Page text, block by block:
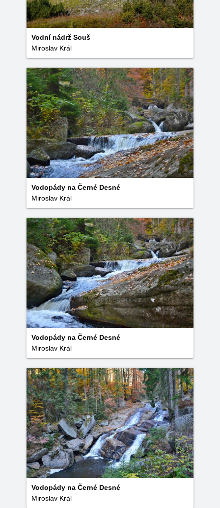
Vodní nádrž Souš
Miroslav Král
Vodopády na Černé Desné
Miroslav Král
Vodopády na Černé Desné
Miroslav Král
Vodopády na Černé Desné
Miroslav Král